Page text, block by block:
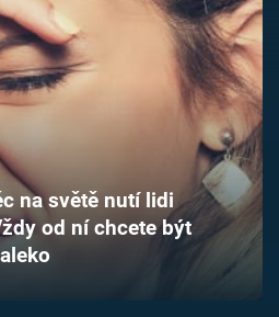
na světě nutí lidi
od ní chcete být